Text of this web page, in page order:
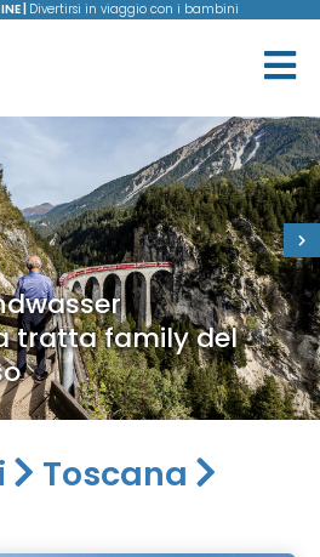
| Divertirsi in viaggio con i bambini
tratta family del
Toscana